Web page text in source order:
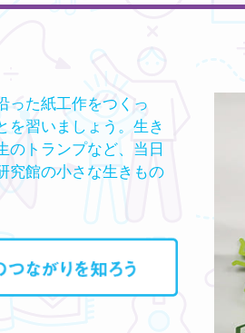
った紙工作をつくっ
を習いましょう。生き
のトランプなど、当日
究館の小さな生きもの